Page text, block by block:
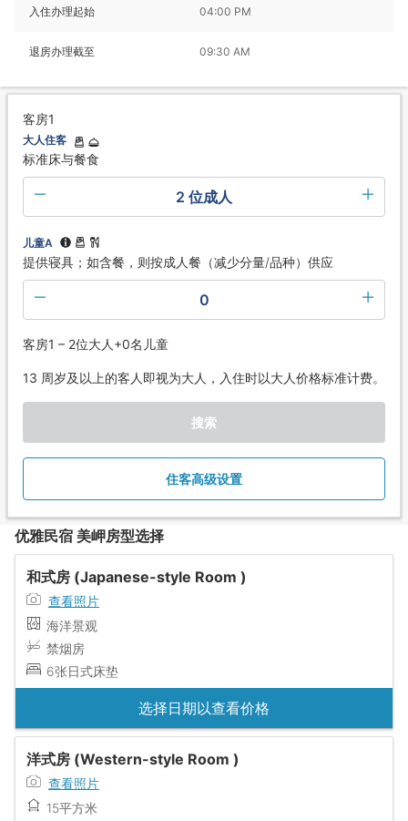
入住办理起始 04:00 PM
退房办理截至 09:30 AM
客房1
大人住客
标准床与餐食
2 位成人
儿童A
提供寝具；如含餐，则按成人餐（减少分量/品种）供应
0
客房1 – 2位大人+0名儿童
13 周岁及以上的客人即视为大人，入住时以大人价格标准计费。
搜索
住客高级设置
优雅民宿 美岬房型选择
和式房 (Japanese-style Room )
查看照片
海洋景观
禁烟房
6张日式床垫
选择日期以查看价格
洋式房 (Western-style Room )
查看照片
15平方米